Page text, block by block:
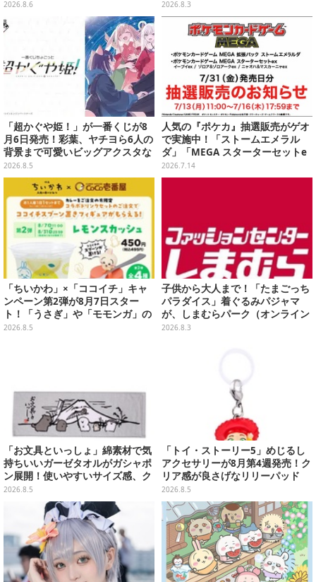
が順次プライズ展開！
2026.8.6 ASTERLISEで初登場
2026.8.3
「超かぐや姫！」が一番くじが8
月6日発売！彩葉、ヤチヨら6人の
背景まで可愛いビッグアクスタな
ど
2026.8.5
人気の『ポケカ』抽選販売がゲオ
で実施中！「ストームエメラル
ダ」「MEGA スターターセットe
x」各種の全4商品
2026.7.14
「ちいかわ」×「ココイチ」キャ
ンペーン第2弾が8月7日スター
ト！「うさぎ」や「モモンガ」の
スプーン置きをGETしよう
2026.8.5
子供から大人まで！「たまごっち
パラダイス」着ぐるみパジャマ
が、しまむらパーク（オンライン
ストア）にて受注生産
2026.8.3
「お文具といっしょ」綿素材で気
持ちいいガーゼタオルがガシャポ
ン展開！使いやすいサイズ感、ク
ールな和柄や可愛らしいお寿司な
2026.8.5
「トイ・ストーリー5」めじるし
アクセサリーが8月第4週発売！ク
リア感が良さげなリリーパッド
や、ジェシーなど全5種ラインナ
ップ
2026.8.5